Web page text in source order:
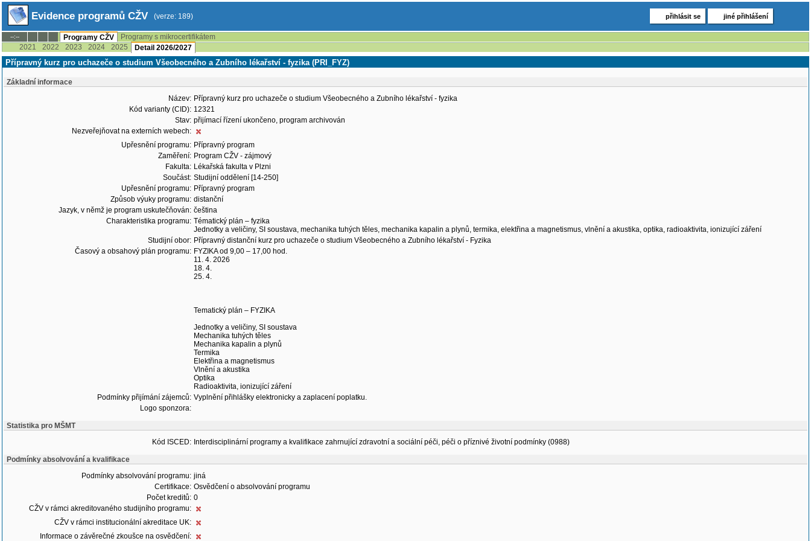
Evidence programů CŽV (verze: 189) přihlásit se jiné přihlášení
--:-- Programy CŽV
Programy s mikrocertifikátem
2021
2022 2023 2024 2025 Detail 2026/2027
Přípravný kurz pro uchazeče o studium Všeobecného a Zubního lékařství - fyzika (PRI_FYZ)
Základní informace
Název: Přípravný kurz pro uchazeče o studium Všeobecného a Zubního lékařství - fyzika
Kód varianty (CID): 12321
Stav: přijímací řízení ukončeno, program archivován
Nezveřejňovat na externích webech:
Upřesnění programu: Přípravný program
Zaměření: Program CŽV - zájmový
Fakulta: Lékařská fakulta v Plzni
Součást: Studijní oddělení [14-250]
Upřesnění programu: Přípravný program
Způsob výuky programu: distanční
Jazyk, v němž je program uskutečňován: čeština
Charakteristika programu: Tématický plán – fyzika
Jednotky a veličiny, SI soustava, mechanika tuhých těles, mechanika kapalin a plynů, termika, elektřina a magnetismus, vlnění a akustika, optika, radioaktivita, ionizující záření
Studijní obor: Přípravný distanční kurz pro uchazeče o studium Všeobecného a Zubního lékařství - Fyzika
Časový a obsahový plán programu: FYZIKA od 9,00 – 17,00 hod.
11. 4. 2026
18. 4.
25. 4.
Tematický plán – FYZIKA
Jednotky a veličiny, SI soustava
Mechanika tuhých těles
Mechanika kapalin a plynů
Termika
Elektřina a magnetismus
Vlnění a akustika
Optika
Radioaktivita, ionizující záření
Podmínky přijímání zájemců: Vyplnění přihlášky elektronicky a zaplacení poplatku.
Logo sponzora:
Statistika pro MŠMT
Kód ISCED: Interdisciplinární programy a kvalifikace zahrnující zdravotní a sociální péči, péči o příznivé životní podmínky (0988)
Podmínky absolvování a kvalifikace
Podmínky absolvování programu: jiná
Certifikace: Osvědčení o absolvování programu
Počet kreditů: 0
CŽV v rámci akreditovaného studijního programu:
CŽV v rámci institucionální akreditace UK:
Informace o závěrečné zkoušce na osvědčení: